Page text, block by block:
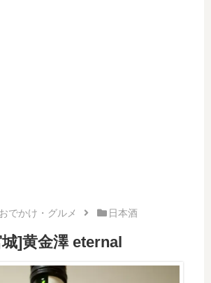
おでかけ・グルメ 日本酒
]黄金澤 eternal